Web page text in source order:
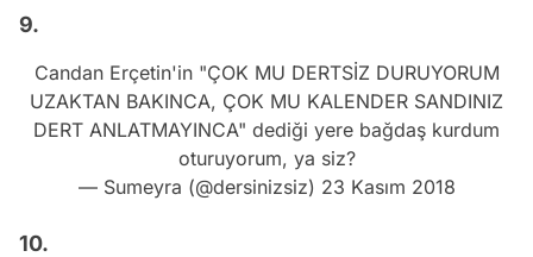
9.
Candan Erçetin'in "ÇOK MU DERTSİZ DURUYORUM
UZAKTAN BAKINCA, ÇOK MU KALENDER SANDINIZ
DERT ANLATMAYINCA" dediği yere bağdaş kurdum
oturuyorum, ya siz?
— Sumeyra (@dersinizsiz) 23 Kasım 2018
10.